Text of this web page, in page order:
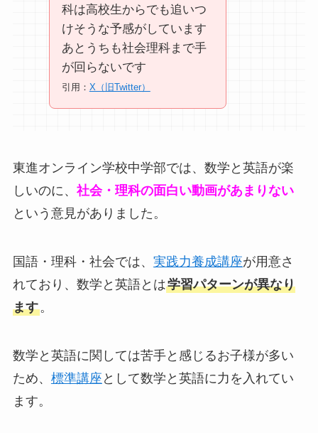
科は高校生からでも追いつ
けそうな予感がしています
あとうちも社会理科まで手
が回らないです
引用： X（旧Twitter）
東進オンライン学校中学部では、数学と英語が楽
しいのに、 社会・理科の面白い動画があまりない
という意見がありました。
国語・理科・社会では、 実践力養成講座が用意さ
れており、数学と英語とは学習パターンが異なり
ます。
数学と英語に関しては苦手と感じるお子様が多い
ため、 標準講座 として数学と英語に力を入れてい
ます。